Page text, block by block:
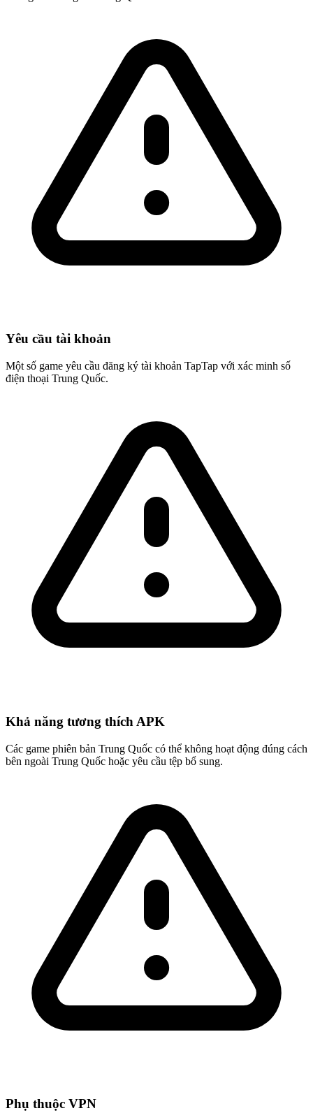
Yêu cầu tài khoản
Một số game yêu cầu đăng ký tài khoản TapTap với xác minh số
điện thoại Trung Quốc.
Khả năng tương thích APK
Các game phiên bản Trung Quốc có thể không hoạt động đúng cách
bên ngoài Trung Quốc hoặc yêu cầu tệp bổ sung.
Phụ thuộc VPN